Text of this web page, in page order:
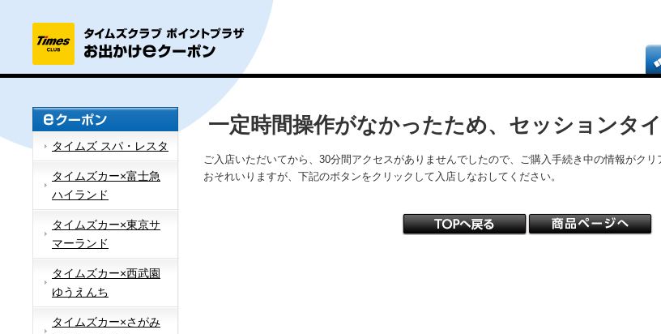
タイムズ スパ・レスタ
タイムズカー×富士急
ハイランド
タイムズカー×東京サ
マーランド
タイムズカー×西武園
ゆうえんち
タイムズカー×さがみ
一定時間操作がなかったため、セッションタ
ご入店いただいてから、30分間アクセスがありませんでしたので、ご購入手続き中の情報がクリ
おそれいりますが、下記のボタンをクリックして入店しなおしてください。